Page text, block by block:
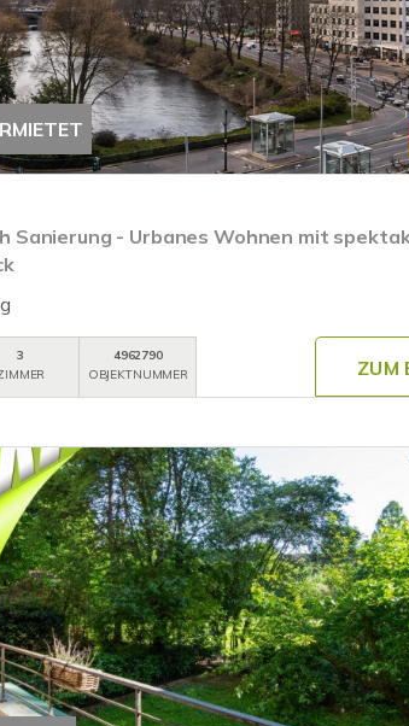
Sanierung - Urbanes Wohnen mit
3
4962790
OBJEKTNUMMER
ZUM